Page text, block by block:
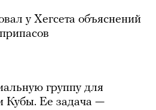
у Хегсета объяснений
группу для
Кубы. Ее задача —